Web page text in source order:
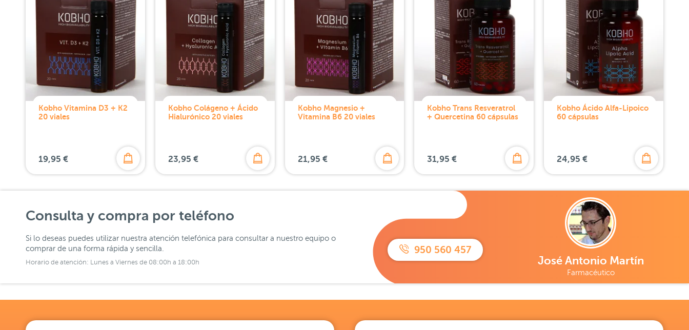
Kobho Vitamina D3 + K2
20 viales
19,95 €
Kobho Colágeno + Ácido
Hialurónico 20 viales
23,95 €
Kobho Magnesio +
Vitamina B6 20 viales
21,95 €
Kobho Trans Resveratrol
+ Quercetina 60 cápsulas
31,95 €
Kobho Ácido Alfa-Lipoico
60 cápsulas
24,95 €
Consulta y compra por teléfono
Si lo deseas puedes utilizar nuestra atención telefónica para consultar a nuestro equipo o
comprar de una forma rápida y sencilla.
Horario de atención: Lunes a Viernes de 08:00h a 18:00h
950 560 457
José Antonio Martín
Farmacéutico